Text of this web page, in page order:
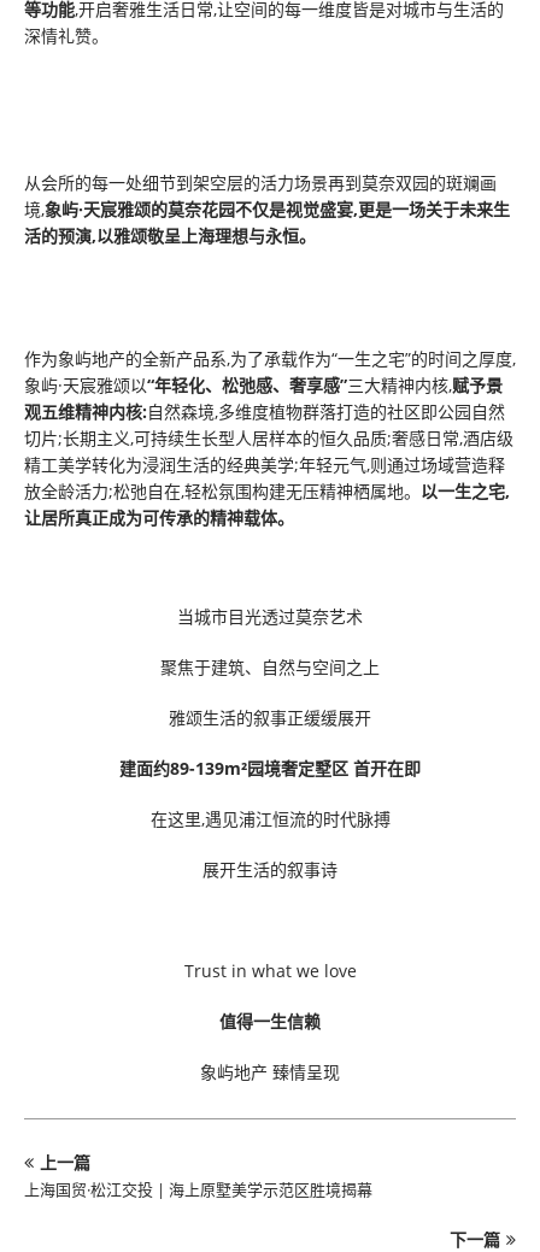
等功能,开启奢雅生活日常,让空间的每一维度皆是对城市与生活的
深情礼赞。
从会所的每一处细节到架空层的活力场景再到莫奈双园的斑斓画
境,象屿·天宸雅颂的莫奈花园不仅是视觉盛宴,更是一场关于未来生
活的预演,以雅颂敬呈上海理想与永恒。
作为象屿地产的全新产品系,为了承载作为“一生之宅”的时间之厚度,
象屿·天宸雅颂以“年轻化、松弛感、奢享感”三大精神内核,赋予景
观五维精神内核:自然森境,多维度植物群落打造的社区即公园自然
切片;长期主义,可持续生长型人居样本的恒久品质;奢感日常,酒店级
精工美学转化为浸润生活的经典美学;年轻元气,则通过场域营造释
放全龄活力;松弛自在,轻松氛围构建无压精神栖属地。 以一生之宅,
让居所真正成为可传承的精神载体。
当城市目光透过莫奈艺术
聚焦于建筑、自然与空间之上
雅颂生活的叙事正缓缓展开
建面约89-139m²园境奢定墅区 首开在即
在这里,遇见浦江恒流的时代脉搏
展开生活的叙事诗
Trust in what we love
值得一生信赖
象屿地产 臻情呈现
上一篇
上海国贸·松江交投 | 海上原墅美学示范区胜境揭幕
下一篇